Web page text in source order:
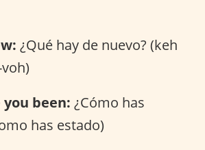
¿Qué hay de nuevo? (keh
you been: ¿Cómo has
has estado)